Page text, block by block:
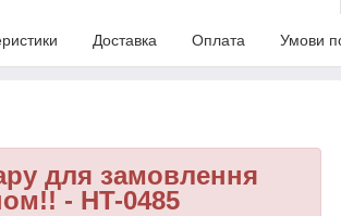
Доставка Оплата Умови
для замовлення
- HT-0485